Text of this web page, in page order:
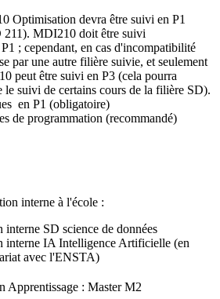
Optimisation devra être suivi en P1
211). MDI210 doit être suivi
; cependant, en cas d'incompatibilité
par une autre filière suivie, et seulement
peut être suivi en P3 (cela pourra
suivi de certains cours de la filière SD).
en P1 (obligatoire)
de programmation (recommandé)
interne à l'école :
interne SD science de données
interne IA Intelligence Artificielle (en
avec l'ENSTA)
Apprentissage : Master M2